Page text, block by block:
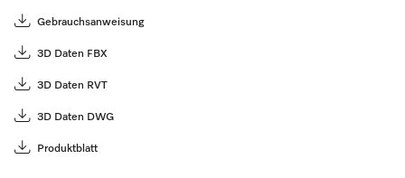
Gebrauchsanweisung
3D Daten FBX
3D Daten RVT
3D Daten DWG
Produktblatt